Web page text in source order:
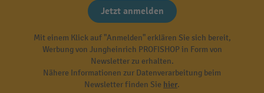
Jetzt anmelden
Mit einem Klick auf "Anmelden" erklären Sie sich bereit,
Werbung von Jungheinrich PROFISHOP in Form von
Newsletter zu erhalten.
Nähere Informationen zur Datenverarbeitung beim
Newsletter finden Sie hier.